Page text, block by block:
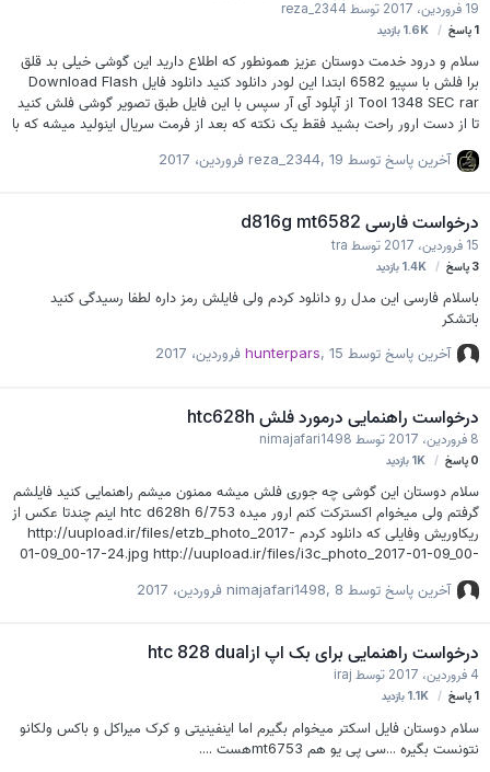
19 فروردین، 2017 توسطreza_2344
پاسخ 1.6K بازدید
سلام و درود خدمت دوستان عزیز همونطور که اطلاع دارید این گوشی خیلی بد قلق
برا فلش با سپیو 6582 ابتدا این لودر دانلود کنید دانلود فایل Download Flash
Tool 1348 SEC rar از آپلود آی آر سپس با این فایل طبق تصویر گوشی فلش کنید
تا از دست ارور راحت بشید فقط یک نکته که بعد از فرمت سریال اینولید میشه که با
و فارسی اچ تی سی DESIRE 526 با لینک مستقیم
آخرین پاسخ توسط reza_2344 ,19 فروردین، 2017
درخواست فارسی d816g mt6582
15 فروردین، 2017 توسط tra
3پاسخ 1.4Kبازدید
باسلام فارسی این مدل رو دانلود کردم ولی فایلش رمز داره لطفا رسیدگی کنید
باتشکر
آخرین پاسخ توسط hunterpars ,15 فروردین، 2017
درخواست راهنمایی درمورد فلش htc628h
8 فروردین، 2017 توسطnimajafari1498
0پاسخ 1Kبازدید
سلام دوستان این گوشی چه جوری فلش میشه ممنون میشم راهنمایی کنید فایلشم
گرفتم ولی میخوام اکسترکت کنم ارور میده htc d628h 6/753 اینم چندتا عکس از
ریکاوریش وفایلی که دانلود کردم http://uupload.ir/files/etzb_photo_2017-
01-09_00-17-24.jpg http://uupload.ir/files/i3c_photo_2017-01-09_00-
آخرین پاسخ توسط
nimajafari1498 ,8 فروردین، 2017
درخواست راهنمایی برای بک اپ ازhtc 828 dual
4 فروردین، 2017 توسطiraj
پاسخ 1.1K بازدید
سلام دوستان فایل اسکتر میخوام بگیرم اما اینفینیتی و کرک میراکل و باکس ولکانو
نتونست بگیره ...سی پی یو هم mt6753هست ....